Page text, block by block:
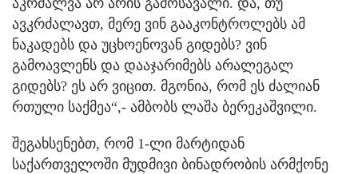
ავკრძალავთ, მერე ვინ გააკონტროლებს ამ
ნაკადებს და უცხოენოვან გიდებს? ვინ
გამოავლენს და დააჯარიმებს არალეგალ
გიდებს? ეს არ ვიცით. მგონია, რომ ეს ძალიან
რთული საქმეა“,- ამბობს ლაშა ბერეკაშვილი.
შეგახსენებთ, რომ 1-ლი მარტიდან
საქართველოში მუდმივი ბინადრობის არმქონე